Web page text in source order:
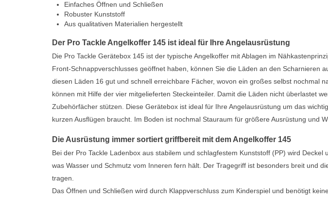
Einfaches Öffnen und Schließen
Robuster Kunststoff
Aus qualitativen Materialien hergestellt
Der Pro Tackle Angelkoffer 145 ist ideal für Ihre Angelausrüstung
Die Pro Tackle Gerätebox 145 ist der typische Angelkoffer mit Ablagen im
Front-Schnappverschlusses geöffnet haben, können Sie die Läden an den Scharnieren
diesen Läden 16 gut und schnell erreichbare Fächer, wovon ein großes selbst nochmal
können mit Hilfe der vier mitgelieferten Steckeinteiler. Damit die Läden nicht überlastet
Zubehörfächer stützen. Diese Gerätebox ist ideal für Ihre Angelausrüstung um das
kurzen Ausflügen braucht. Im Boden ist nochmal Stauraum für größere Ausrüstung und
Die Ausrüstung immer sortiert griffbereit mit dem Angelkoffer 145
Bei der Pro Tackle Ladenbox aus stabilem und schlagfestem Kunststoff (PP) wird Deckel
was Wasser und Schmutz vom Inneren fern hält. Der Tragegriff ist besonders breit und
tragen.
Das Öffnen und Schließen wird durch Klappverschluss zum Kinderspiel und benötigt